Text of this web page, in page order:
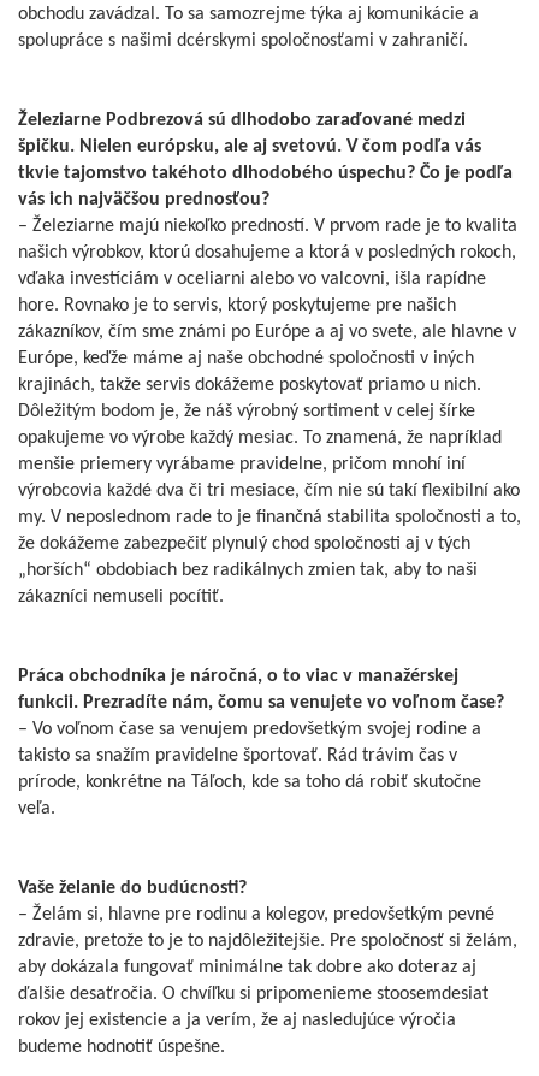
obchodu zavádzal. To sa samozrejme týka aj komunikácie a
spolupráce s našimi dcérskymi spoločnosťami v zahraničí.
Železiarne Podbrezová sú dlhodobo zaraďované medzi
špičku. Nielen európsku, ale aj svetovú. V čom podľa vás
tkvie tajomstvo takéhoto dlhodobého úspechu? Čo je podľa
vás ich najväčšou prednosťou?
– Železiarne majú niekoľko predností. V prvom rade je to kvalita
našich výrobkov, ktorú dosahujeme a ktorá v posledných rokoch,
vďaka investíciám v oceliarni alebo vo valcovni, išla rapídne
hore. Rovnako je to servis, ktorý poskytujeme pre našich
zákazníkov, čím sme známi po Európe a aj vo svete, ale hlavne v
Európe, keďže máme aj naše obchodné spoločnosti v iných
krajinách, takže servis dokážeme poskytovať priamo u nich.
Dôležitým bodom je, že náš výrobný sortiment v celej šírke
opakujeme vo výrobe každý mesiac. To znamená, že napríklad
menšie priemery vyrábame pravidelne, pričom mnohí iní
výrobcovia každé dva či tri mesiace, čím nie sú takí flexibilní ako
my. V neposlednom rade to je finančná stabilita spoločnosti a to,
že dokážeme zabezpečiť plynulý chod spoločnosti aj v tých
„horších“ obdobiach bez radikálnych zmien tak, aby to naši
zákazníci nemuseli pocítiť.
Práca obchodníka je náročná, o to viac v manažérskej
funkcii. Prezradíte nám, čomu sa venujete vo voľnom čase?
– Vo voľnom čase sa venujem predovšetkým svojej rodine a
takisto sa snažím pravidelne športovať. Rád trávim čas v
prírode, konkrétne na Táľoch, kde sa toho dá robiť skutočne
veľa.
Vaše želanie do budúcnosti?
– Želám si, hlavne pre rodinu a kolegov, predovšetkým pevné
zdravie, pretože to je to najdôležitejšie. Pre spoločnosť si želám,
aby dokázala fungovať minimálne tak dobre ako doteraz aj
ďalšie desaťročia. O chvíľku si pripomenieme stoosemdesiat
rokov jej existencie a ja verím, že aj nasledujúce výročia
budeme hodnotiť úspešne.